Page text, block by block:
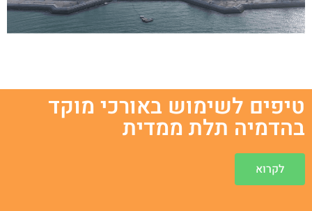
טיפים לשימוש באורכי מוקד
בהדמיה תלת ממדית
לקרוא